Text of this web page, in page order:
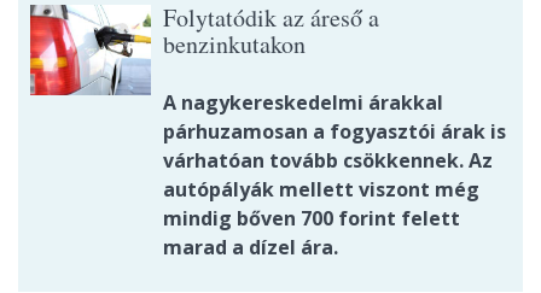
Folytatódik az áreső a
benzinkutakon
A nagykereskedelmi árakkal
párhuzamosan a fogyasztói árak is
várhatóan tovább csökkennek. Az
autópályák mellett viszont még
mindig bőven 700 forint felett
marad a dízel ára.